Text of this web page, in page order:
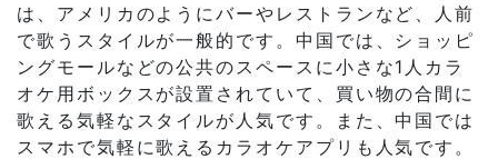
は、アメリカのようにバーやレストランなど、人前
で歌うスタイルが一般的です。中国では、ショッピ
ングモールなどの公共のスペースに小さな1人カラ
オケ用ボックスが設置されていて、買い物の合間に
歌える気軽なスタイルが人気です。また、中国では
スマホで気軽に歌えるカラオケアプリも人気です。